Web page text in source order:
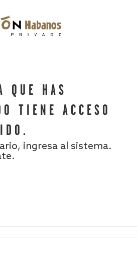
QUE HAS
TIENE ACCESO
ingresa al sistema.